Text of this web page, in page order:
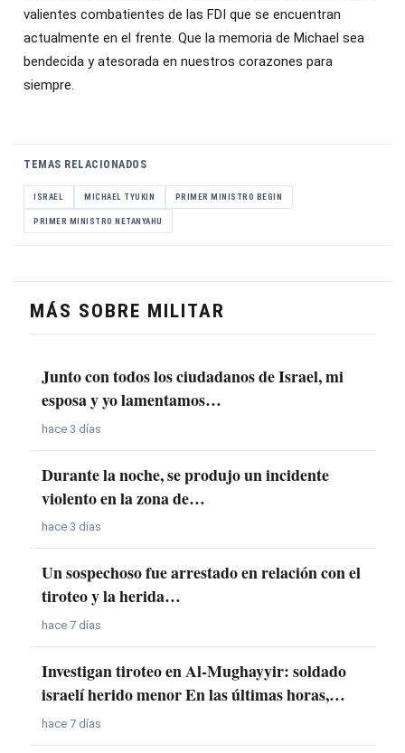
valientes combatientes de las FDI que se encuentran
actualmente en el frente. Que la memoria de Michael sea
bendecida y atesorada en nuestros corazones para
siempre.
TEMAS RELACIONADOS
ISRAEL MICHAEL TYUKIN PRIMER MINISTRO BEGIN
PRIMER MINISTRO NETANYAHU
MÁS SOBRE MILITAR
Junto con todos los ciudadanos de Israel, mi
esposa y yo lamentamos…
hace 3 días
Durante la noche, se produjo un incidente
violento en la zona de…
hace 3 días
Un sospechoso fue arrestado en relación con el
tiroteo y la herida…
hace 7 días
Investigan tiroteo en Al-Mughayyir: soldado
israelí herido menor En las últimas horas,…
hace 7 días